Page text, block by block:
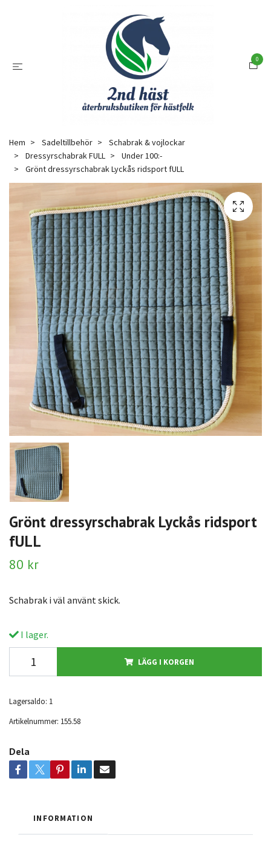
0
Hem Sadeltillbehör
Schabrak & vojlockar
Dressyrschabrak FULL
Under 100:-
Grönt dressyrschabrak Lyckås ridsport fULL
Grönt dressyrschabrak Lyckås ridsport
fULL
80 kr
Schabrak i väl använt skick.
I lager.
LÄGG I KORGEN
Lagersaldo: 1
Artikelnummer: 155.58
Dela
INFORMATION